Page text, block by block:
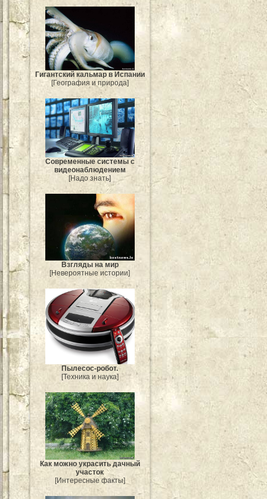
Гигантский кальмар в Испании
[География и природа]
Современные системы с
видеонаблюдением
[Надо знать]
Взгляды на мир
[Невероятные истории]
Пылесос-робот.
[Техника и наука]
Как можно украсить дачный
участок
[Интересные факты]